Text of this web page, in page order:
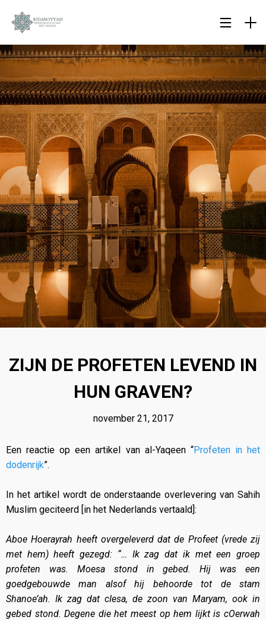
28
OKTOBER
2023
SURAH AL-ANAM 6 AYAT
66-69: KUNNEN MOSLIMS
DE BIJEENKOMSTEN VAN
ONGELOVIGEN BIJWONEN?
19
OKTOBER
2023
BIOGRAFIE VAN IBN ‘ABIDIN
19
OKTOBER
2023
WAT GEBEURT ER ALS EEN
MOSLIM DE ISLAM
BELEDIGT?
18
OKTOBER
2023
BIOGRAFIE VAN
MUHAMMAD AURANGZEB
OKTOBER
KUNNEN MOSLIMS
HINDOE-GODEN
PROFETEN EN RUIMTE
ZIJN DE PROFETEN LEVEND IN
HUN GRAVEN?
november 21, 2017
Een reactie op een artikel van al-Yaqeen “Profeten in het
dodenrijk”.
In het artikel wordt de onderstaande overlevering van Sahih
Muslim geciteerd [in het Nederlands vertaald]:
Aboe Hoerayrah heeft overgeleverd dat de Profeet (vrede zij
met hem) heeft gezegd: “… Ik zag dat ik met een groep
profeten was. Moesa stond in gebed. Hij was een
goedgebouwde man alsof hij behoorde tot de stam
Shanoe’ah. Ik zag dat cIesa, de zoon van Maryam, ook in
gebed stond. Degene die het meest op hem lijkt is cOerwah